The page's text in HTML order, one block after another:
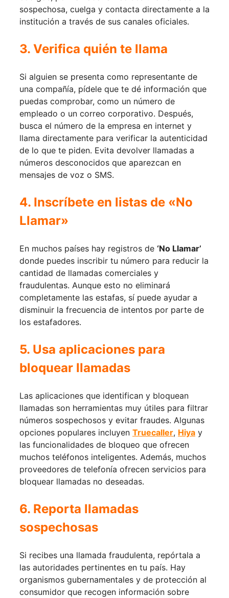
sospechosa, cuelga y contacta directamente a la
institución a través de sus canales oficiales.
3. Verifica quién te llama
Si alguien se presenta como representante de
una compañía, pídele que te dé información que
puedas comprobar, como un número de
empleado o un correo corporativo. Después,
busca el número de la empresa en internet y
llama directamente para verificar la autenticidad
de lo que te piden. Evita devolver llamadas a
números desconocidos que aparezcan en
mensajes de voz o SMS.
4. Inscríbete en listas de «No
Llamar»
En muchos países hay registros de ‘No Llamar’
donde puedes inscribir tu número para reducir la
cantidad de llamadas comerciales y
fraudulentas. Aunque esto no eliminará
completamente las estafas, sí puede ayudar a
disminuir la frecuencia de intentos por parte de
los estafadores.
5. Usa aplicaciones para
bloquear llamadas
Las aplicaciones que identifican y bloquean
llamadas son herramientas muy útiles para filtrar
números sospechosos y evitar fraudes. Algunas
opciones populares incluyen Truecaller, Hiya y
las funcionalidades de bloqueo que ofrecen
muchos teléfonos inteligentes. Además, muchos
proveedores de telefonía ofrecen servicios para
bloquear llamadas no deseadas.
6. Reporta llamadas
sospechosas
Si recibes una llamada fraudulenta, repórtala a
las autoridades pertinentes en tu país. Hay
organismos gubernamentales y de protección al
consumidor que recogen información sobre